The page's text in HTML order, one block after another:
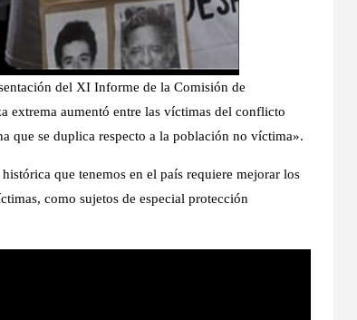
del XI Informe de la Comisión de
extrema aumentó entre las víctimas del conflicto
que se duplica respecto a la población no víctima».
que tenemos en el país requiere mejorar los
como sujetos de especial protección